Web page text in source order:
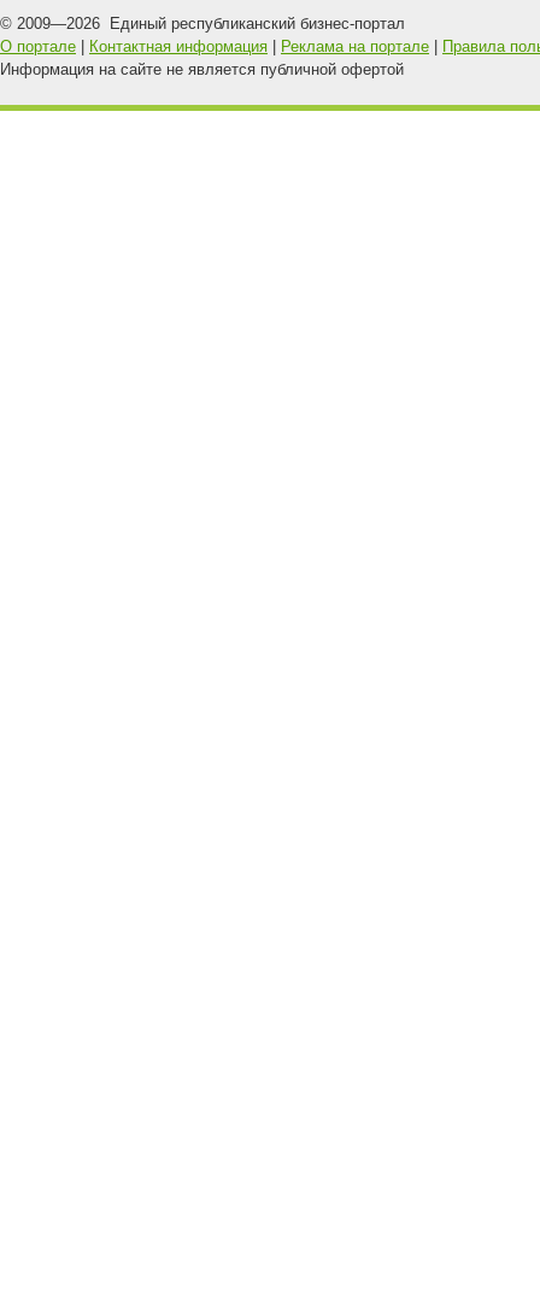
© 2009—2026 Единый республиканский бизнес-портал
О портале
Контактная информация Реклама на портале
Правила
Информация на сайте не является публичной офертой